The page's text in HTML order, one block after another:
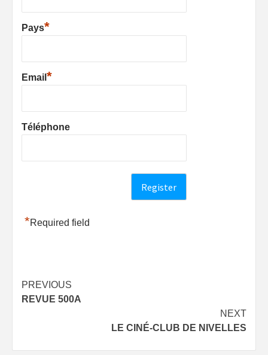
Pays*
Email *
Téléphone
*Required field
Post
navigation
PREVIOUS
REVUE 500A
NEXT
LE CINÉ-CLUB DE NIVELLES